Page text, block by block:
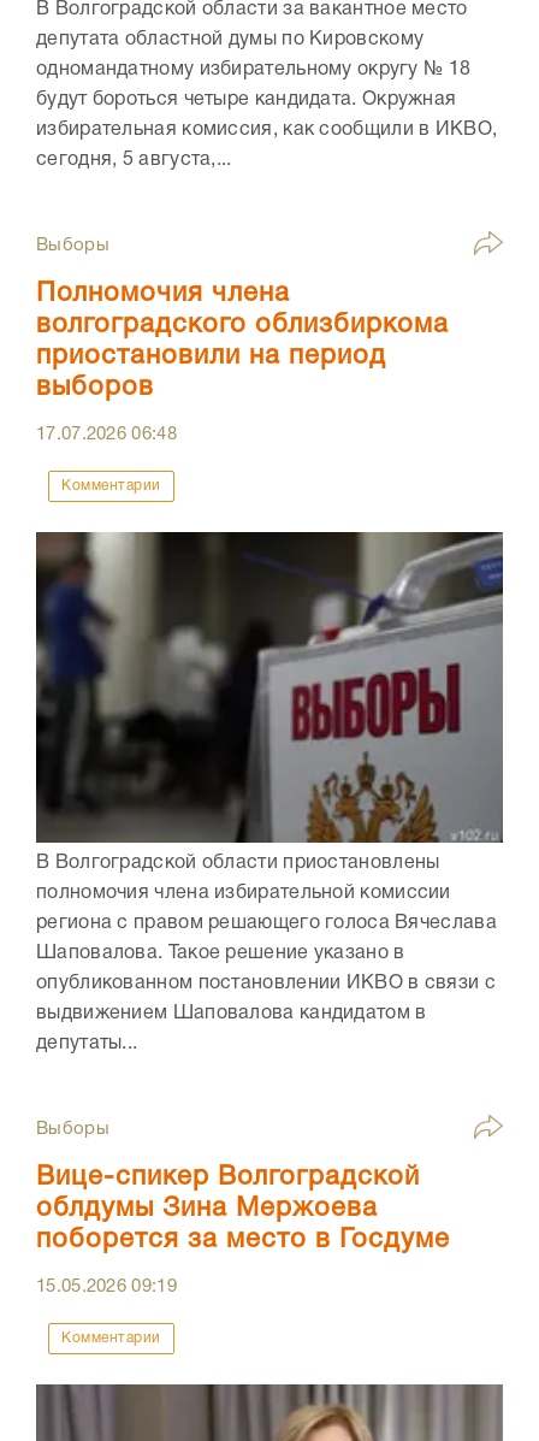
В Волгоградской области за вакантное место
депутата областной думы по Кировскому
одномандатному избирательному округу № 18
будут бороться четыре кандидата. Окружная
избирательная комиссия, как сообщили в ИКВО,
сегодня, 5 августа,...
Выборы
Полномочия члена
волгоградского облизбиркома
приостановили на период
выборов
17.07.202606:48
Комментарии
В Волгоградской области приостановлены
полномочия члена избирательной комиссии
региона с правом решающего голоса Вячеслава
Шаповалова. Такое решение указано в
опубликованном постановлении ИКВО в связи с
выдвижением Шаповалова кандидатом в
депутаты...
Выборы
Вице-спикер Волгоградской
облдумы Зина Мержоева
поборется за место в Госдуме
15.05.202609:19
Комментарии